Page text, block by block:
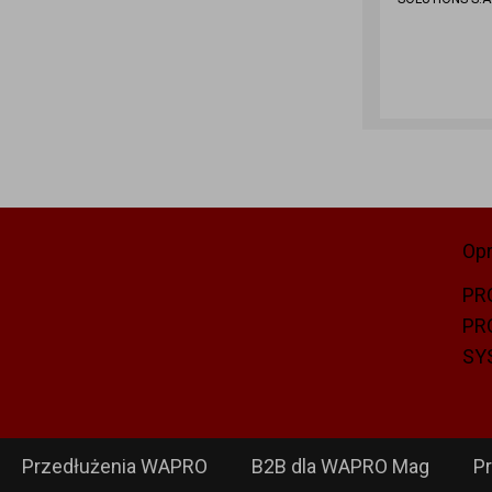
Przedłużenia WAPRO B2B dla WAPRO Mag